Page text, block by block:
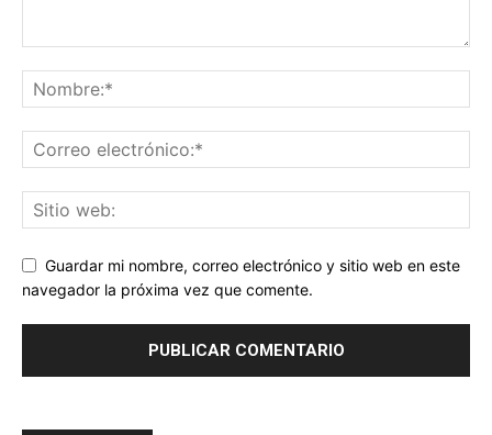
Guardar mi nombre, correo electrónico y sitio web en este
navegador la próxima vez que comente.